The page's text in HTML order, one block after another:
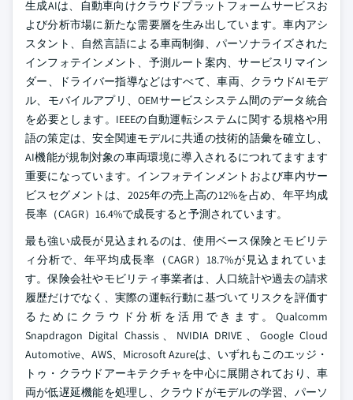
生成AIは、自動車向けクラウドプラットフォームサービスお
よび分析市場に新たな需要層を生み出しています。車内アシ
スタント、自然言語による車両制御、パーソナライズされた
インフォテインメント、予測ルート案内、サービスリマイン
ダー、ドライバー指導などはすべて、車両、クラウドAIモデ
ル、モバイルアプリ、OEMサービスシステム間のデータ統合
を必要とします。IEEEの自動運転システムに関する規格や用
語の策定は、安全関連モデルに共通の技術的語彙を確立し、
AI機能が規制対象の車両環境に導入されるにつれてますます
重要になっています。インフォテインメントおよび車内サー
ビスセグメントは、2025年の売上高の12%を占め、年平均成
長率（CAGR）16.4%で成長すると予測されています。
最も強い成長が見込まれるのは、使用ベース保険とモビリテ
ィ分析で、年平均成長率（CAGR）18.7%が見込まれていま
す。保険会社やモビリティ事業者は、人口統計や過去の請求
履歴だけでなく、実際の運転行動に基づいてリスクを評価す
るためにクラウド分析を活用できます。Qualcomm
Snapdragon Digital Chassis、NVIDIA DRIVE、Google Cloud
Automotive、AWS、Microsoft Azureは、いずれもこのエッジ・
トゥ・クラウドアーキテクチャを中心に展開されており、車
両が低遅延機能を処理し、クラウドがモデルの学習、パーソ